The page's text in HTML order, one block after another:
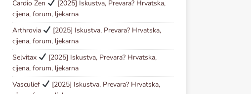
Cardio Zen
[2025] Iskustva, Prevara? Hrvatska,
cijena, forum, ljekarna
Arthrovia
[2025] Iskustva, Prevara? Hrvatska,
cijena, forum, ljekarna
Selvitax
[2025] Iskustva, Prevara? Hrvatska,
cijena, forum, ljekarna
Vasculief
[2025] Iskustva, Prevara? Hrvatska,